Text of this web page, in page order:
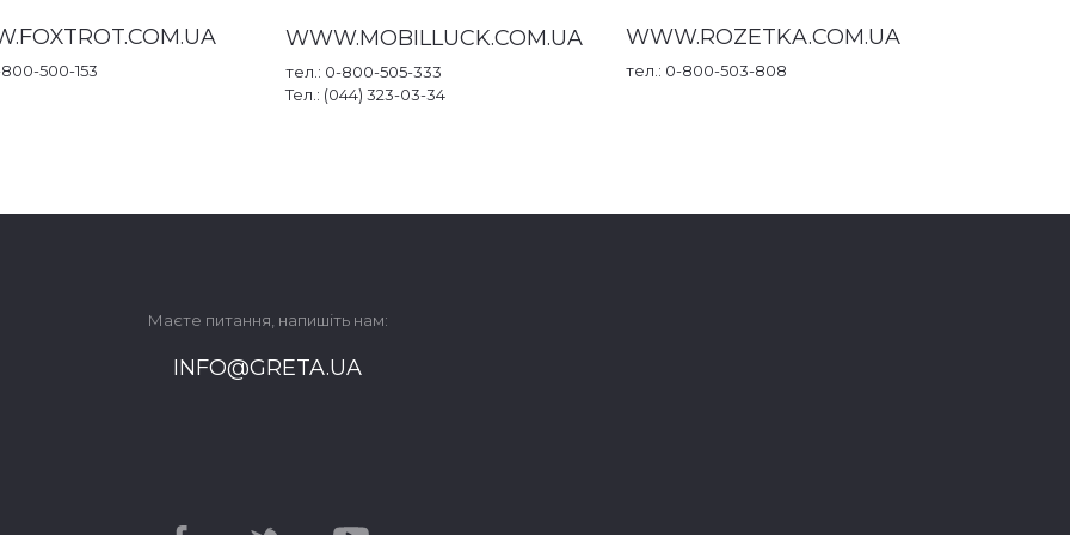
500-153
WWW.MOBILLUCK.COM.UA
тел.: 0-800-505-333
Тел.: (044) 323-03-34
WWW.ROZETKA.COM.UA
тел.: 0-800-503-808
Маєте питання, напишіть нам:
INFO@GRETA.UA